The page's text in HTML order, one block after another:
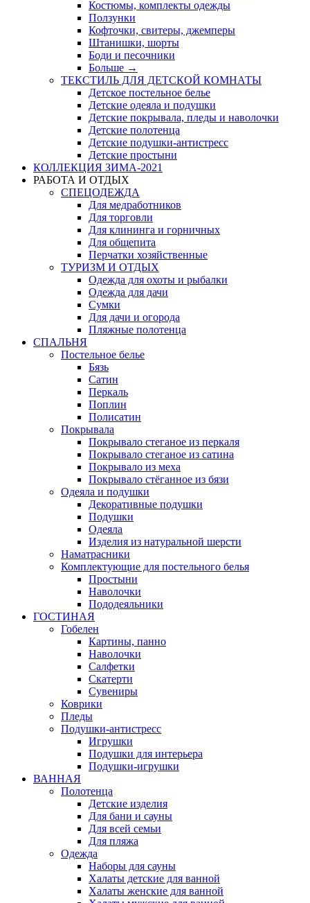
Костюмы, комплекты одежды
Ползунки
Кофточки, свитеры, джемперы
Штанишки, шорты
Боди и песочники
Больше →
ТЕКСТИЛЬ ДЛЯ ДЕТСКОЙ КОМНАТЫ
Детское постельное белье
Детские одеяла и подушки
Детские покрывала, пледы и наволочки
Детские полотенца
Детские подушки-антистресс
Детские простыни
КОЛЛЕКЦИЯ ЗИМА-2021
РАБОТА И ОТДЫХ
СПЕЦОДЕЖДА
Для медработников
Для торговли
Для клининга и горничных
Для общепита
Перчатки хозяйственные
ТУРИЗМ И ОТДЫХ
Одежда для охоты и рыбалки
Одежда для дачи
Сумки
Для дачи и огорода
Пляжные полотенца
СПАЛЬНЯ
Постельное белье
Бязь
Сатин
Перкаль
Поплин
Полисатин
Покрывала
Покрывало стеганое из перкаля
Покрывало стеганое из сатина
Покрывало из меха
Покрывало стёганное из бязи
Одеяла и подушки
Декоративные подушки
Подушки
Одеяла
Изделия из натуральной шерсти
Наматраcники
Комплектующие для постельного белья
Простыни
Наволочки
Пододеяльники
ГОСТИНАЯ
Гобелен
Картины, панно
Наволочки
Салфетки
Скатерти
Сувениры
Коврики
Пледы
Подушки-антистресс
Игрушки
Подушки для интерьера
Подушки-игрушки
ВАННАЯ
Полотенца
Детские изделия
Для бани и сауны
Для всей семьи
Для пляжа
Одежда
Наборы для сауны
Халаты детские для ванной
Халаты женские для ванной